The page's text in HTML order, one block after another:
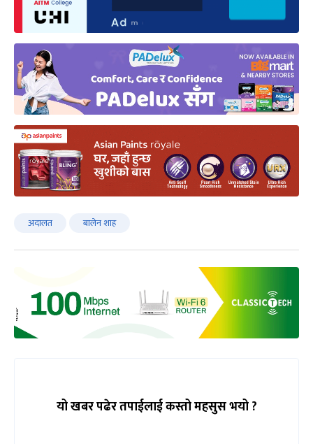
अदालत बालेन शाह
यो खबर पढेर तपाईलाई कस्तो महसुस भयो ?